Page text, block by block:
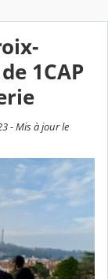
1CAP
- Mis à jour le